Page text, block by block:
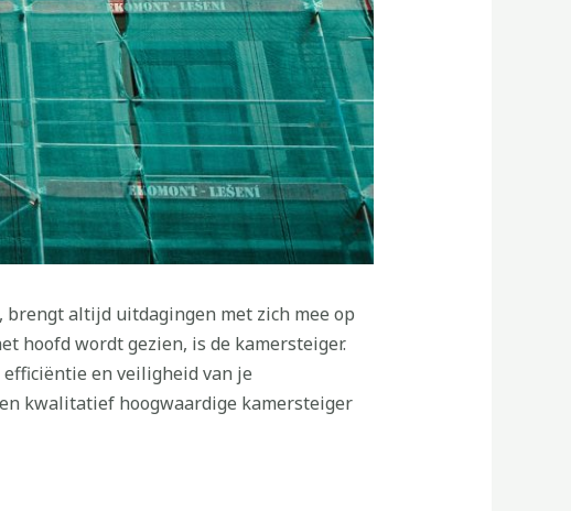
altijd uitdagingen met zich mee op
hoofd wordt gezien, is de kamersteiger.
en veiligheid van je
kwalitatief hoogwaardige kamersteiger